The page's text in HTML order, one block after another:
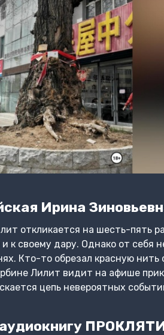
Ирина
откликается на шесть-пять
к своему дару. Однако от себя
Кто-то обрезал красную нить
Лилит видит на афише
цепь невероятных